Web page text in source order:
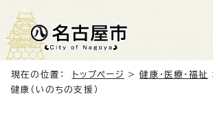
現在の位置： トップページ >健康・医療・福祉
健康（いのちの支援）